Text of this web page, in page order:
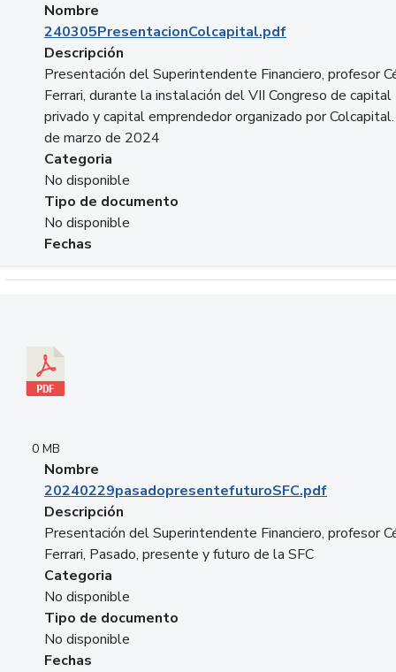
Nombre
240305PresentacionColcapital.pdf
Descripción
Presentación del Superintendente Financiero, profesor
Ferrari, durante la instalación del VII Congreso de capital
privado y capital emprendedor organizado por
de marzo de 2024
Categoria
No disponible
Tipo de documento
No disponible
Fechas
0 MB
Nombre
20240229pasadopresentefuturoSFC.pdf
Descripción
Presentación del Superintendente Financiero, profesor
Ferrari, Pasado, presente y futuro de la SFC
Categoria
No disponible
Tipo de documento
No disponible
Fechas